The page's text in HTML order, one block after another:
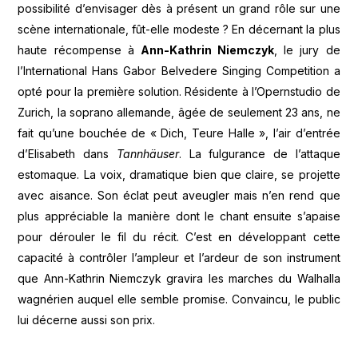
possibilité d’envisager dès à présent un grand rôle sur une
scène internationale, fût-elle modeste ? En décernant la plus
haute récompense à Ann-Kathrin Niemczyk , le jury de
l’International Hans Gabor Belvedere Singing Competition a
opté pour la première solution. Résidente à l’Opernstudio de
Zurich, la soprano allemande, âgée de seulement 23 ans, ne
fait qu’une bouchée de « Dich, Teure Halle », l’air d’entrée
d’Elisabeth dans Tannhäuser. La fulgurance de l’attaque
estomaque. La voix, dramatique bien que claire, se projette
avec aisance. Son éclat peut aveugler mais n’en rend que
plus appréciable la manière dont le chant ensuite s’apaise
pour dérouler le fil du récit. C’est en développant cette
capacité à contrôler l’ampleur et l’ardeur de son instrument
que Ann-Kathrin Niemczyk gravira les marches du Walhalla
wagnérien auquel elle semble promise. Convaincu, le public
lui décerne aussi son prix.